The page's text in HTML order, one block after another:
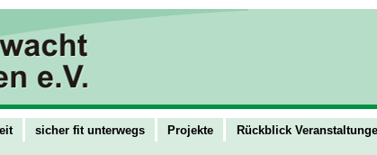
sicher fit unterwegs Projekte Rückblick